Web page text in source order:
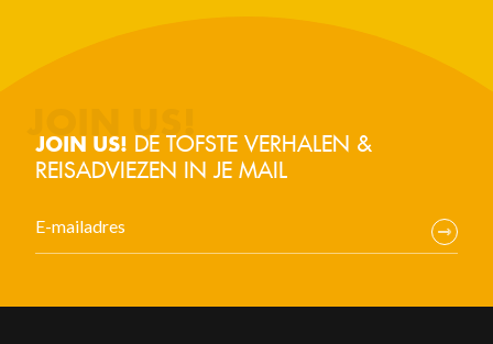
JOIN US! DE TOFSTE VERHALEN &
REISADVIEZEN IN JE MAIL